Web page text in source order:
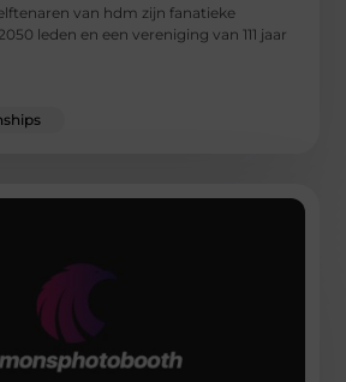
van hdm zijn fanatieke
leden en een vereniging van 111 jaar